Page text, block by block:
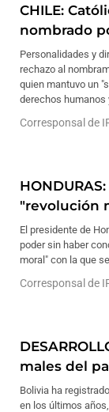
CHILE:
nombrado
Personalidades y
rechazo al
quien mantuvo un
derechos humanos
Corresponsal de
"revolución
El presidente de
poder sin haber
moral" con la que
Corresponsal de
males del
Bolivia ha
en los últimos